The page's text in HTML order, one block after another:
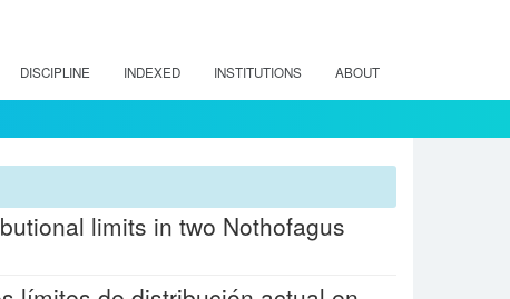
DISCIPLINE INDEXED INSTITUTIONS ABOUT
limits in two Nothofagus